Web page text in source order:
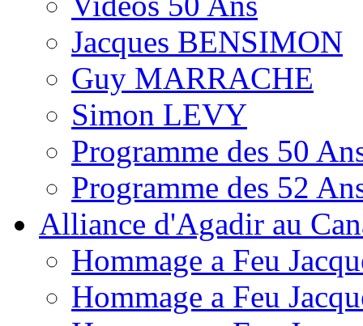
Jacques BENSIMON
Guy MARRACHE
Simon LEVY
Programme des 50
Programme des 52
Alliance d'Agadir au
Hommage a Feu
Hommage a Feu